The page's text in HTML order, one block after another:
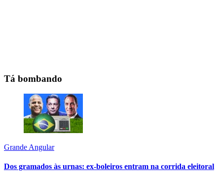
Tá bombando
Grande Angular
Dos gramados às urnas: ex-boleiros entram na corrida eleitoral